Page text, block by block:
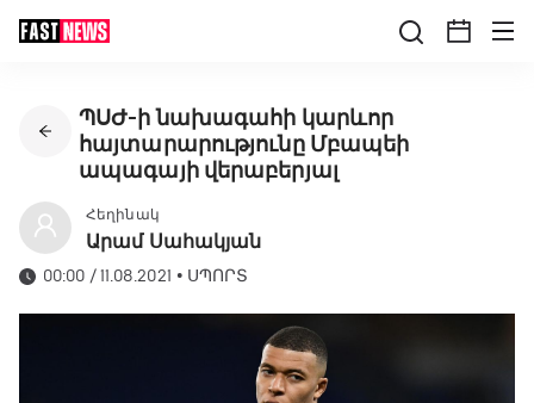
ՊՍԺ-ի նախագահի կարևոր
հայտարարությունը Մբապեի
ապագայի վերաբերյալ
Հեղինակ
Արամ Սահակյան
00:00 / 11.08.2021 • ՍՊՈՐՏ